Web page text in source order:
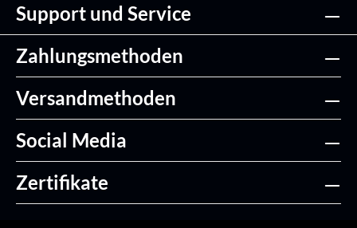
Support und Service
Zahlungsmethoden
Versandmethoden
Social Media
Zertifikate